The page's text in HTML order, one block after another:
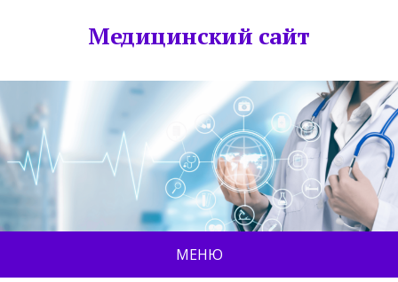
Медицинский сайт
МЕНЮ